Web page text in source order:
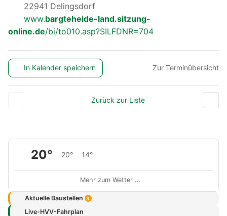
22941 Delingsdorf
www.bargteheide-land.sitzung-
online.de/bi/to010.asp?SILFDNR=704
In Kalender speichern Zur Terminübersicht
Zurück zur Liste
20° 20° 14°
Mehr zum Wetter …
Aktuelle Baustellen 3
Live-HVV-Fahrplan